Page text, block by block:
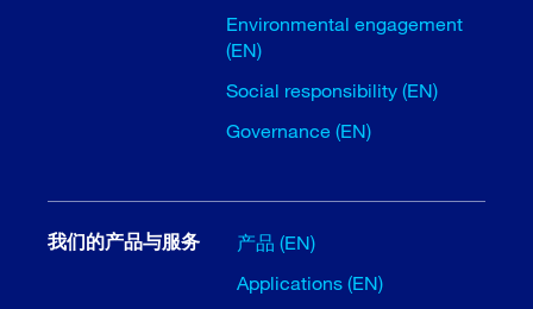
Environmental engagement
(EN)
Social responsibility (EN)
Governance (EN)
我们的产品与服务
产品 (EN)
Applications (EN)